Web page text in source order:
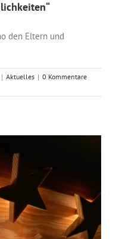
den Eltern und
| Aktuelles | 0 Kommentare